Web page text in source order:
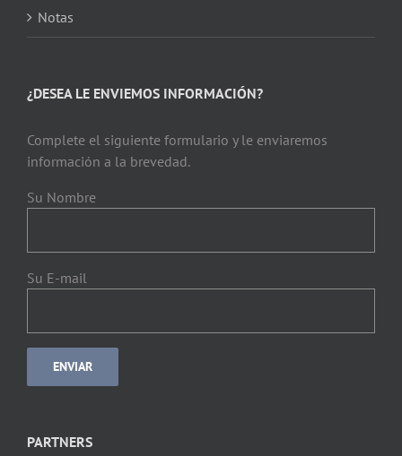
Notas
¿DESEA LE ENVIEMOS INFORMACIÓN?
Complete el siguiente formulario y le enviaremos
información a la brevedad.
Su Nombre
Su E-mail
PARTNERS